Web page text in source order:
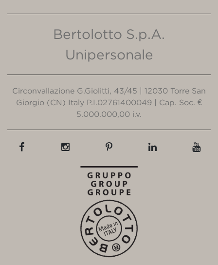
Bertolotto S.p.A.
Unipersonale
Circonvallazione G.Giolitti, 43/45 | 12030 Torre San
Giorgio (CN) Italy P.I.02761400049 | Cap. Soc. €
5.000.000,00 i.v.